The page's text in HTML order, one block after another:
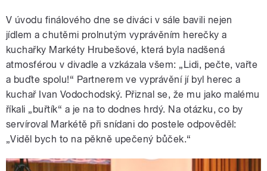
V úvodu finálového dne se diváci v sále bavili nejen
jídlem a chutěmi prolnutým vyprávěním herečky a
kuchařky Markéty Hrubešové, která byla nadšená
atmosférou v divadle a vzkázala všem: „Lidi, pečte, vařte
a buďte spolu!“ Partnerem ve vyprávění jí byl herec a
kuchař Ivan Vodochodský. Přiznal se, že mu jako malému
říkali „buřtík“ a je na to dodnes hrdý. Na otázku, co by
servíroval Markétě při snídani do postele odpověděl:
„Viděl bych to na pěkně upečený bůček.“